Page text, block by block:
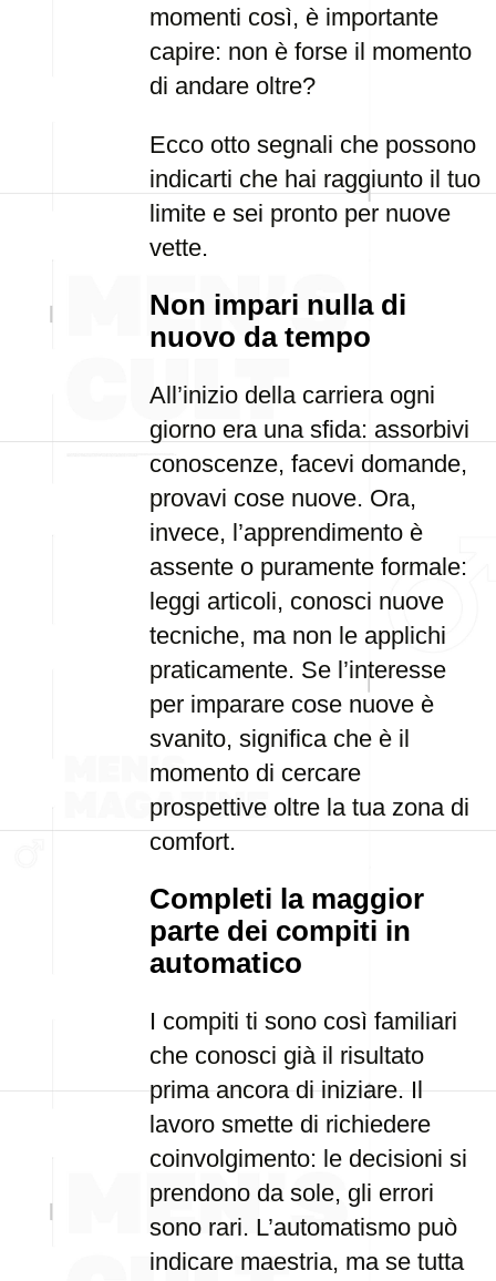
momenti così, è importante
capire: non è forse il momento
di andare oltre?
Ecco otto segnali che possono
indicarti che hai raggiunto il tuo
limite e sei pronto per nuove
vette.
Non impari nulla di
nuovo da tempo
All’inizio della carriera ogni
giorno era una sfida: assorbivi
conoscenze, facevi domande,
provavi cose nuove. Ora,
invece, l’apprendimento è
assente o puramente formale:
leggi articoli, conosci nuove
tecniche, ma non le applichi
praticamente. Se l’interesse
per imparare cose nuove è
svanito, significa che è il
momento di cercare
prospettive oltre la tua zona di
comfort.
Completi la maggior
parte dei compiti in
automatico
I compiti ti sono così familiari
che conosci già il risultato
prima ancora di iniziare. Il
lavoro smette di richiedere
coinvolgimento: le decisioni si
prendono da sole, gli errori
sono rari. L’automatismo può
indicare maestria, ma se tutta